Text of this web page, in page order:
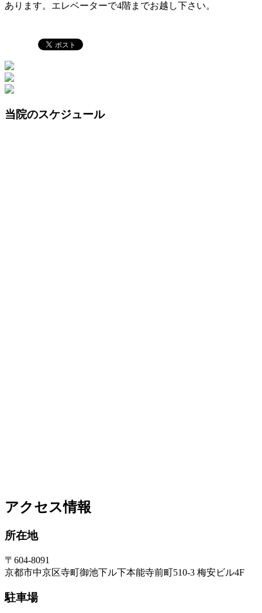
あります。エレベーターで4階までお越し下さい。
当院のスケジュール
アクセス情報
所在地
〒604-8091
京都市中京区寺町御池下ル下本能寺前町510-3 梅安ビル4F
駐車場